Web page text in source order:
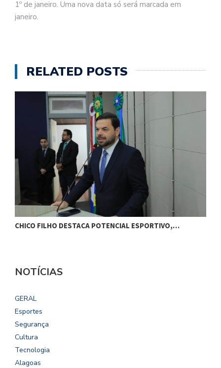
1º de janeiro. Uma nova data só será marcada em
janeiro.
RELATED POSTS
CHICO FILHO DESTACA POTENCIAL ESPORTIVO,…
NOTÍCIAS
GERAL
Esportes
Segurança
Cultura
Tecnologia
Alagoas